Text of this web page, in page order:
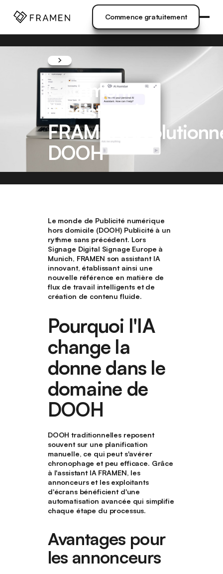
Commence gratuitement
Comment
l'assistant IA
DOOH
Le monde de Publicité numérique
hors domicile (DOOH) Publicité à un
rythme sans précédent. Lors
Signage Digital Signage Europe à
Munich, FRAMEN son assistant IA
innovant, établissant ainsi une
nouvelle référence en matière de
flux de travail intelligents et de
création de contenu fluide.
Pourquoi l'IA
change la
donne dans le
domaine de
DOOH
DOOH traditionnelles reposent
souvent sur une planification
manuelle, ce qui peut s'avérer
chronophage et peu efficace. Grâce
à l'assistant IA FRAMEN, les
annonceurs et les exploitants
d'écrans bénéficient d'une
automatisation avancée qui simplifie
chaque étape du processus.
Avantages pour
les annonceurs